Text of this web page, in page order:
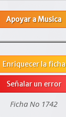
Apoyar a Musica
Enriquecer la ficha
Señalar un error
Ficha No 1742